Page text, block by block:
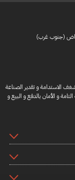
الاستدامة و تقدير الصناعة
و الأمان بالدفع و البيع و